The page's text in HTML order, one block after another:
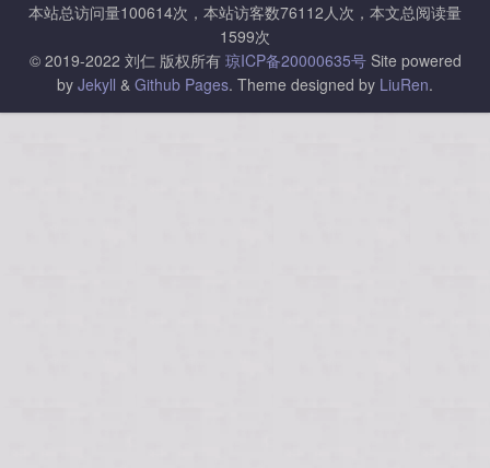
本站总访问量100614次，本站访客数76112人次，本文总阅读量
1599次
© 2019-2022 刘仁 版权所有 琼ICP备20000635号 Site powered
by Jekyll & Github Pages. Theme designed by LiuRen.